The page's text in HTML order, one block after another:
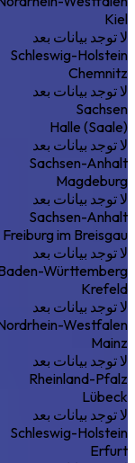
Kiel
لا توجد بيانات بعد
Schleswig-Holstein
Chemnitz
لا توجد بيانات بعد
Sachsen
Halle (Saale)
لا توجد بيانات بعد
Sachsen-Anhalt
Magdeburg
لا توجد بيانات بعد
Sachsen-Anhalt
Freiburg im Breisgau
لا توجد بيانات بعد
Württemberg
Krefeld
لا توجد بيانات بعد
Westfalen
Mainz
لا توجد بيانات بعد
Rheinland-Pfalz
Lübeck
لا توجد بيانات بعد
Schleswig-Holstein
Erfurt